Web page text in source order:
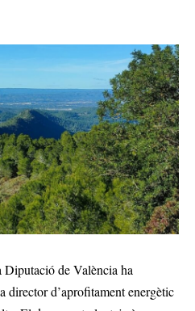
Diputació de València ha
director d’aprofitament energètic